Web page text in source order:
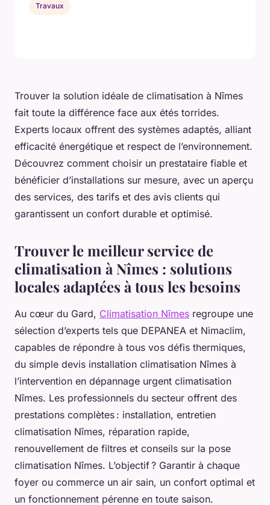
Trouver la solution idéale de climatisation à Nîmes
fait toute la différence face aux étés torrides.
Experts locaux offrent des systèmes adaptés, alliant
efficacité énergétique et respect de l’environnement.
Découvrez comment choisir un prestataire fiable et
bénéficier d’installations sur mesure, avec un aperçu
des services, des tarifs et des avis clients qui
garantissent un confort durable et optimisé.
Trouver le meilleur service de
climatisation à Nîmes : solutions
locales adaptées à tous les besoins
Au cœur du Gard, Climatisation Nîmes regroupe une
sélection d’experts tels que DEPANEA et Nimaclim,
capables de répondre à tous vos défis thermiques,
du simple devis installation climatisation Nîmes à
l’intervention en dépannage urgent climatisation
Nîmes. Les professionnels du secteur offrent des
prestations complètes : installation, entretien
climatisation Nîmes, réparation rapide,
renouvellement de filtres et conseils sur la pose
climatisation Nîmes. L’objectif ? Garantir à chaque
foyer ou commerce un air sain, un confort optimal et
un fonctionnement pérenne en toute saison.
Travaux